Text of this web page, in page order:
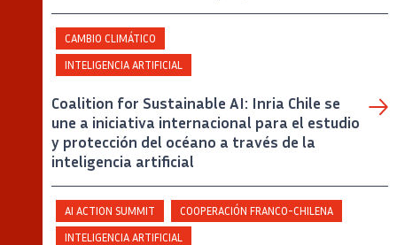
CAMBIO CLIMÁTICO
INTELIGENCIA ARTIFICIAL
Coalition for Sustainable AI: Inria Chile se
une a iniciativa internacional para el estudio
y protección del océano a través de la
inteligencia artificial
AI ACTION SUMMIT
COOPERACIÓN FRANCO-CHILENA
INTELIGENCIA ARTIFICIAL